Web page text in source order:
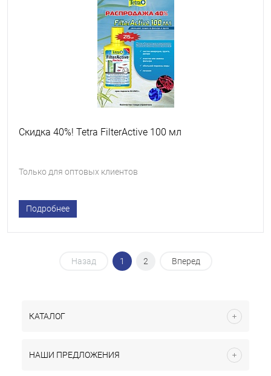
Скидка 40%! Tetra FilterActive 100 мл
Только для оптовых клиентов
Подробнее
Назад 1 2 Вперед
КАТАЛОГ
НАШИ ПРЕДЛОЖЕНИЯ